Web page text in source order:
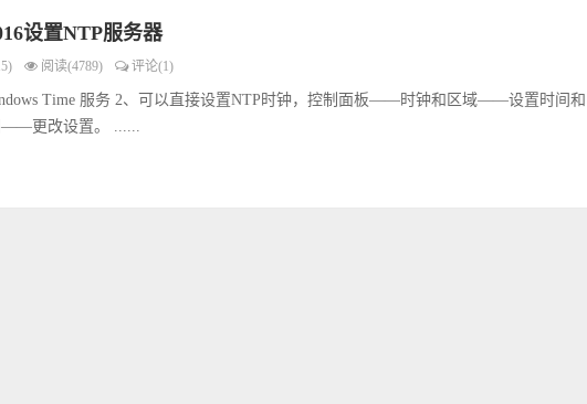
设置NTP服务器
阅读(4789) 评论(1)
Time 服务 2、可以直接设置NTP时钟，控制面板——时钟和区域——设置时间
更改设置。 ......